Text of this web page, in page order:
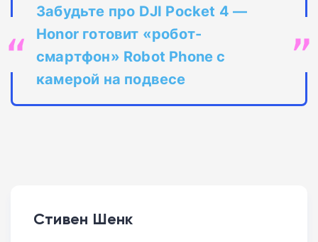
Забудьте про DJI Pocket 4 —
Honor готовит «робот-
смартфон» Robot Phone с
камерой на подвесе
Стивен Шенк